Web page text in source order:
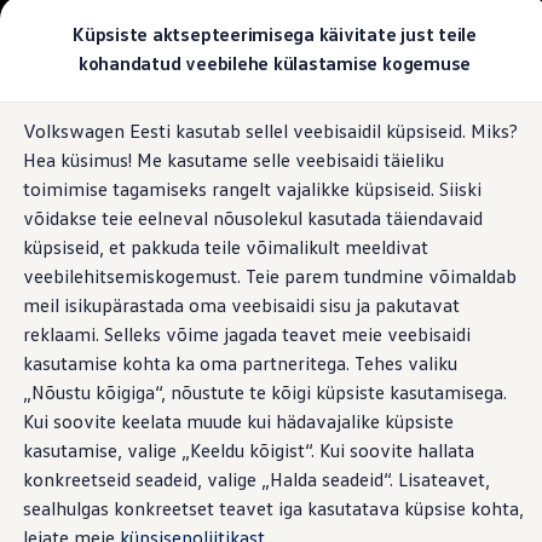
Küpsiste aktsepteerimisega käivitate just teile
kohandatud veebilehe külastamise kogemuse
Volkswagen Eesti kasutab sellel veebisaidil küpsiseid. Miks?
Hea küsimus! Me kasutame selle veebisaidi täieliku
toimimise tagamiseks rangelt vajalikke küpsiseid. Siiski
võidakse teie eelneval nõusolekul kasutada täiendavaid
küpsiseid, et pakkuda teile võimalikult meeldivat
veebilehitsemiskogemust. Teie parem tundmine võimaldab
meil isikupärastada oma veebisaidi sisu ja pakutavat
reklaami. Selleks võime jagada teavet meie veebisaidi
kasutamise kohta ka oma partneritega. Tehes valiku
„Nõustu kõigiga“, nõustute te kõigi küpsiste kasutamisega.
Kui soovite keelata muude kui hädavajalike küpsiste
kasutamise, valige „Keeldu kõigist“. Kui soovite hallata
konkreetseid seadeid, valige „Halda seadeid“. Lisateavet,
sealhulgas konkreetset teavet iga kasutatava küpsise kohta,
leiate meie küpsisepoliitikast.
põhisisu
juurde
jaluse
juurde
Valige oma Volkswagen
Mudelid ja konfiguraator
Uus ID. Cross
Konfigureeri
Volkswageni tarbesõidukid. Igaks ülesandeks valmis
Volkswagen laoautode e-pood
Pakkumised ja teenused
Juubelipakkumine
Autovahetus
Garantii
Volkswagen laoautode e-pood
Tasuta registreerimistasu sinu uuele Volkswagenile!
Tiguani pistikhübriid
Elektriautod ja hübriidautod
Golf eHybrid
Tiguan eHybrid
Passat eHybrid
Tayron eHybrid
Touareg eHybrid
Ära iial ütle iial
ID. teadmised
Kõrgepingeaku:Garantii
ja hooldus
Elektromobiilsuse põhielement on kõrgepingeaku. Siit leiate
kogu vajaliku teabe näiteks akuhoolduse, laadimishalduse ja
garantii kohta, et saaksite oma ID mudeli eluiga võimalikult kaua
nautida.